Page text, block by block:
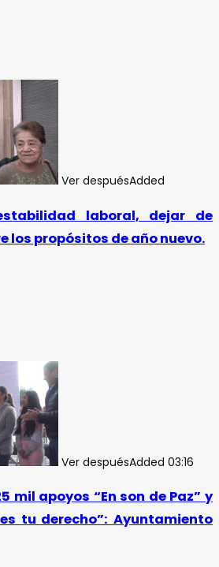
Ver despuésAdded
laboral, dejar de
los propósitos de año nuevo.
Ver despuésAdded 03:16
mil apoyos “En son de Paz” y
tu derecho”: Ayuntamiento